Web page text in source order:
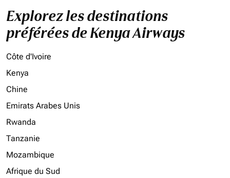
Explorez les destinations
préférées de Kenya Airways
Côte d'Ivoire
Kenya
Chine
Emirats Arabes Unis
Rwanda
Tanzanie
Mozambique
Afrique du Sud